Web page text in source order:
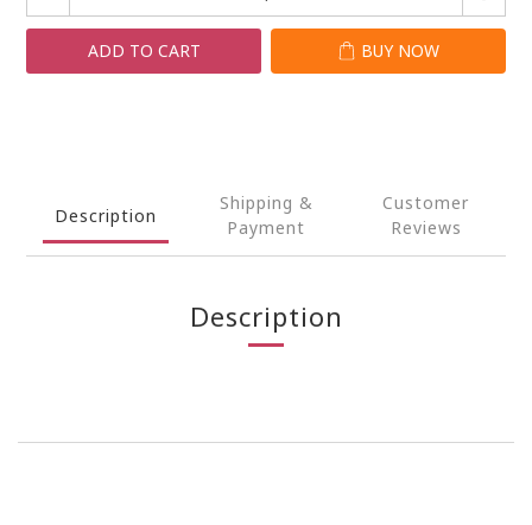
ADD TO CART BUY NOW
Description
Shipping &
Payment
Customer
Reviews
Description